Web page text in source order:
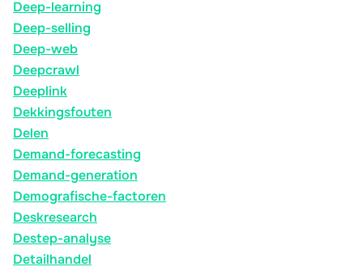
Deep-learning
Deep-selling
Deep-web
Deepcrawl
Deeplink
Dekkingsfouten
Delen
Demand-forecasting
Demand-generation
Demografische-factoren
Deskresearch
Destep-analyse
Detailhandel